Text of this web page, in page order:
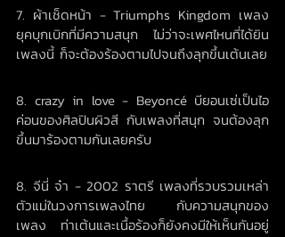
7. ผ้าเช็ดหน้า - Triumphs Kingdom เพลง
ยุคบุกเบิกที่มีความสนุก ไม่ว่าจะเพศไหนที่ได้ยิน
เพลงนี้ ก็จะต้องร้องตามไปจนถึงลุกขึ้นเต้นเลย
8. crazy in love - Beyoncé บียอนเซ่เป็นไอ
ค่อนของศิลปินผิวสี กับเพลงที่สนุก จนต้องลุก
ขึ้นมาร้องตามกันเลยครับ
8. จีนี่ จ๋า - 2002 ราตรี เพลงที่รวบรวมเหล่า
ตัวแม่ในวงการเพลงไทย กับความสนุกของ
เพลง ท่าเต้นและเนื้อร้องก็ยังคงมีให้เห็นกันอยู่